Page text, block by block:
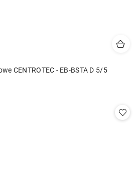
CENTROTEC - EB-BSTA D 5/5